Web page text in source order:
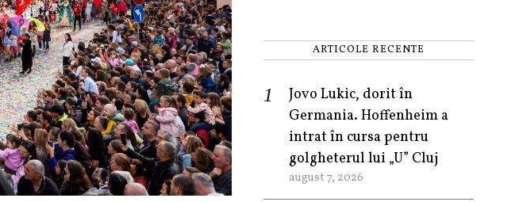
ARTICOLE RECENTE
Jovo Lukic, dorit în
Germania. Hoffenheim a
intrat în cursa pentru
golgheterul lui „U” Cluj
august 7, 2026